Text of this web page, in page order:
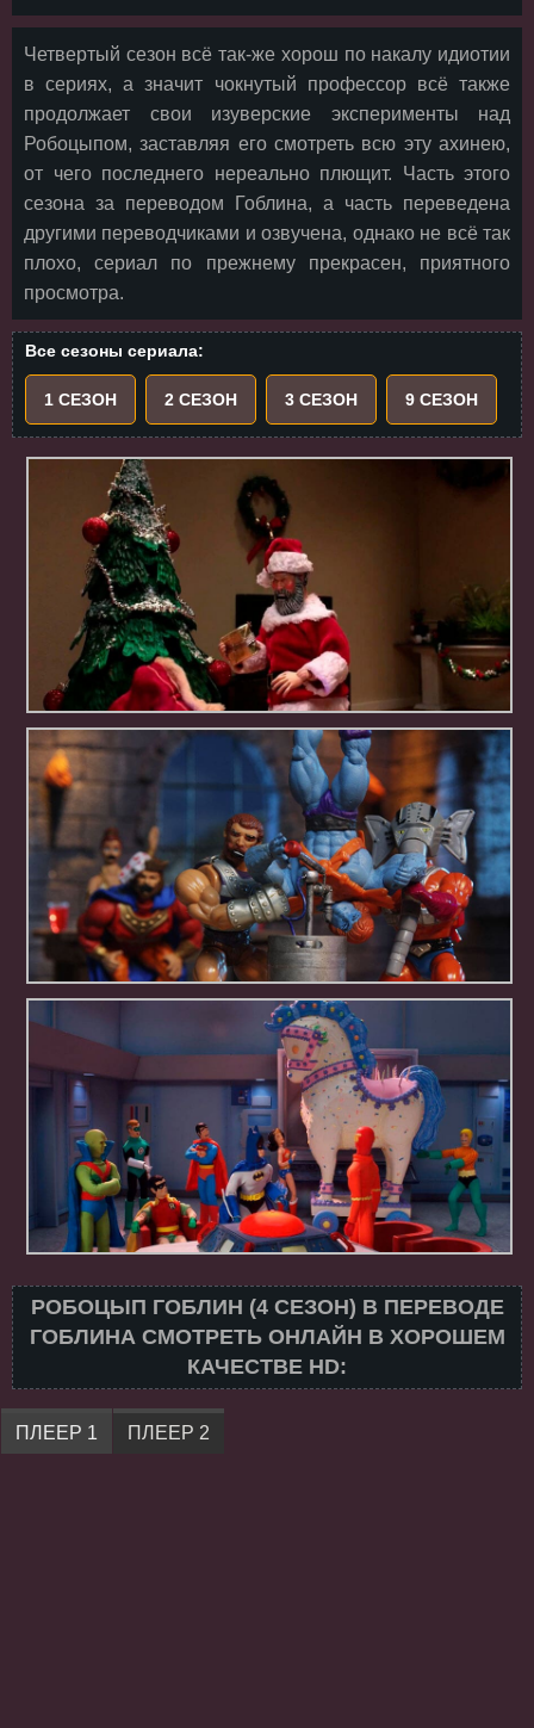
Четвертый сезон всё так-же хорош по накалу идиотии
в сериях, а значит чокнутый профессор всё также
продолжает свои изуверские эксперименты над
Робоцыпом, заставляя его смотреть всю эту ахинею,
от чего последнего нереально плющит. Часть этого
сезона за переводом Гоблина, а часть переведена
другими переводчиками и озвучена, однако не всё так
плохо, сериал по прежнему прекрасен, приятного
просмотра.
Все сезоны сериала:
1 СЕЗОН 2 СЕЗОН 3 СЕЗОН 9 СЕЗОН
РОБОЦЫП ГОБЛИН (4 СЕЗОН) В ПЕРЕВОДЕ
ГОБЛИНА СМОТРЕТЬ ОНЛАЙН В ХОРОШЕМ
КАЧЕСТВЕ HD:
ПЛЕЕР 1 ПЛЕЕР 2